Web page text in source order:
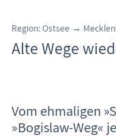
Karten
Freizeit
Region: Ostsee →
Alte Wege
Vom ehmaligen
»Bogislaw-Weg«